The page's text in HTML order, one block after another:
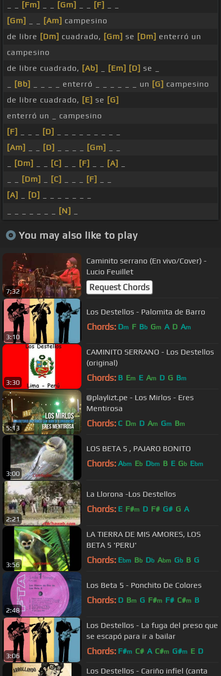
[Fm] [Gm] [F]
[Gm]
[Am] campesino
de libre [Dm] cuadrado, [Gm] se [Dm] enterró un
campesino
de libre cuadrado, [Ab] [Em] [D] se _
[Bb] _ _ _ _ enterró _ _ _ _ _ _ un [G] campesino
de libre cuadrado, [E] se [G]
enterró un _ campesino
[F]
[D]
[Am]
[D] [Gm]
[Dm] [C] [F] [A]
[Dm] [C] [F]
[A]
[D]
[N]
You may also like to play
7:32
Caminito serrano (En vivo/Cover) -
Lucio Feuillet
Request Chords
3:10
Los Destellos - Palomita de Barro
Chords: Dm F Bb Gm A D Am
3:30
CAMINITO SERRANO - Los Destellos
(original)
Chords: B Em E Am D G Bm
5:13
@playlizt.pe - Los Mirlos - Eres
Mentirosa
Chords: C Dm D Am Gm Bm
3:00
LOS BETA 5 , PAJARO BONITO
Chords: Abm Eb Dbm B E Gb Ebm
2:21
La Llorona -Los Destellos
Chords: E F#m D F# G# G A
3:56
LA TIERRA DE MIS AMORES, LOS
BETA 5 'PERU'
Chords: Ebm Bb Db Abm Gb B G
2:48
Los Beta 5 - Ponchito De Colores
Chords: D Bm G F#m F# C#m B
3:06
Los Destellos - La fuga del preso que
se escapó para ir a bailar
Chords: F#m C# A C#m G#m E D
Los Destellos - Cariño infiel (canta